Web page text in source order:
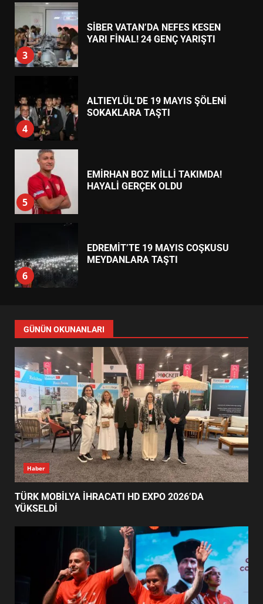
3
SİBER VATAN’DA NEFES KESEN
YARI FİNAL! 24 GENÇ YARIŞTI
4
ALTIEYLÜL’DE 19 MAYIS ŞÖLENİ
SOKAKLARA TAŞTI
5
EMİRHAN BOZ MİLLİ TAKIMDA!
HAYALİ GERÇEK OLDU
6
EDREMİT’TE 19 MAYIS COŞKUSU
MEYDANLARA TAŞTI
7
SEFERBERLİĞİ: TÜM İLÇE
HAZIRLANIYOR
1
TÜRK MOBİLYA İHRACATI HD
EXPO 2026’DA YÜKSELDİ
2
BALIKESİR’DE 19 MAYIS KORTEJİ
SOKAKLARI DOLDURDU
SİBER VATAN’DA NEFES KESEN
YARI FİNAL! 24 GENÇ YARIŞTI
GÜNÜN OKUNANLARI
Haber
TÜRK MOBİLYA İHRACATI HD EXPO 2026’DA
YÜKSELDİ